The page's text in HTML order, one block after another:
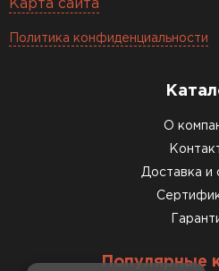
Карта сайта
Политика конфиденциальности
О
Доставка и
Популярные